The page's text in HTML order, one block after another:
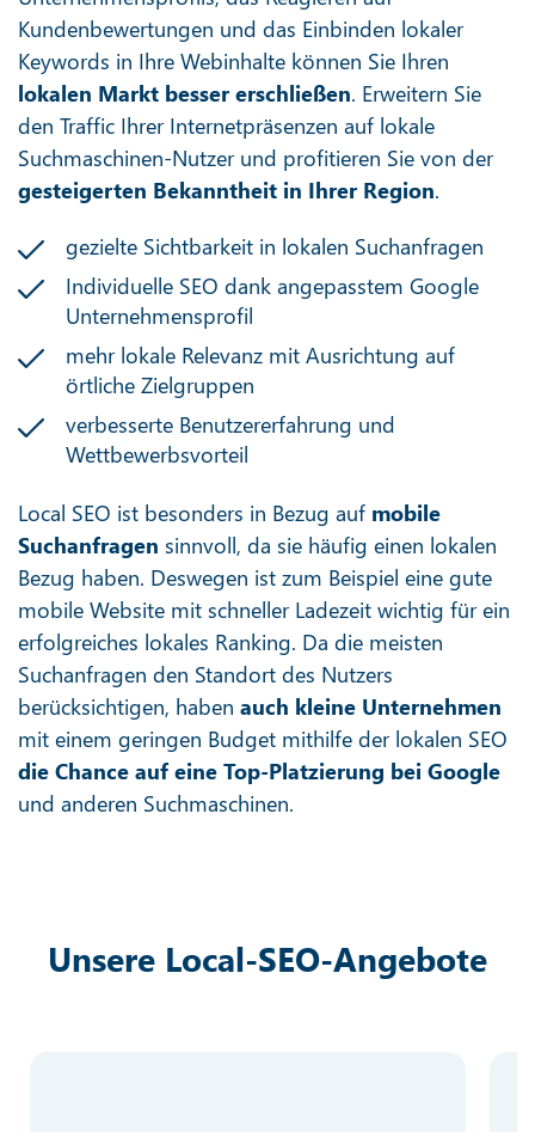
Kundenbewertungen und das Einbinden lokaler
Keywords in Ihre Webinhalte können Sie Ihren
lokalen Markt besser erschließen. Erweitern Sie
den Traffic Ihrer Internetpräsenzen auf lokale
Suchmaschinen-Nutzer und profitieren Sie von der
gesteigerten Bekanntheit in Ihrer Region.
gezielte Sichtbarkeit in lokalen Suchanfragen
Individuelle SEO dank angepasstem Google
Unternehmensprofil
mehr lokale Relevanz mit Ausrichtung auf
örtliche Zielgruppen
verbesserte Benutzererfahrung und
Wettbewerbsvorteil
Local SEO ist besonders in Bezug auf mobile
Suchanfragen sinnvoll, da sie häufig einen lokalen
Bezug haben. Deswegen ist zum Beispiel eine gute
mobile Website mit schneller Ladezeit wichtig für ein
erfolgreiches lokales Ranking. Da die meisten
Suchanfragen den Standort des Nutzers
berücksichtigen, habenauch kleine Unternehmen
mit einem geringen Budget mithilfe der lokalen SEO
die Chance auf eine Top-Platzierung bei Google
und anderen Suchmaschinen.
Unsere Local-SEO-Angebote